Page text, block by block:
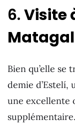
6.Visite
Bien qu’elle
demie d’Estelí,
une excellente